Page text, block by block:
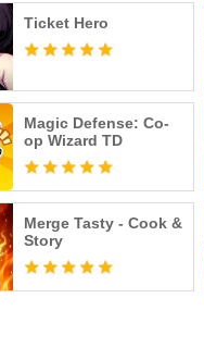
Ticket Hero
Magic Defense: Co-
op Wizard TD
Merge Tasty - Cook &
Story